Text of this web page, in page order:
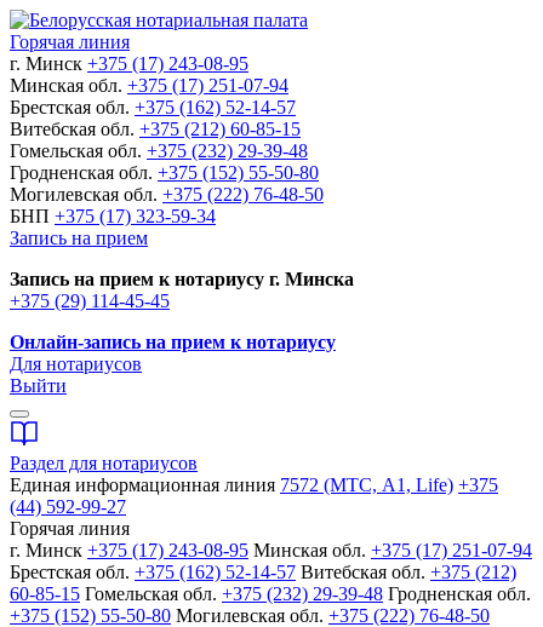
Горячая линия
г. Минск +375 (17) 243-08-95
Минская обл. +375 (17) 251-07-94
Брестская обл. +375 (162) 52-14-57
Витебская обл. +375 (212) 60-85-15
Гомельская обл. +375 (232) 29-39-48
Гродненская обл. +375 (152) 55-50-80
Могилевская обл. +375 (222) 76-48-50
БНП +375 (17) 323-59-34
Запись на прием
Запись на прием к нотариусу г. Минска
+375 (29) 114-45-45
Онлайн-запись на прием к нотариусу
Для нотариусов
Выйти
Раздел для нотариусов
Единая информационная линия 7572 (МТС, A1, Life) +375
(44) 592-99-27
Горячая линия
г. Минск +375 (17) 243-08-95 Минская обл. +375 (17) 251-07-94
Брестская обл. +375 (162) 52-14-57 Витебская обл. +375 (212)
60-85-15 Гомельская обл. +375 (232) 29-39-48 Гродненская обл.
+375 (152) 55-50-80 Могилевская обл. +375 (222) 76-48-50